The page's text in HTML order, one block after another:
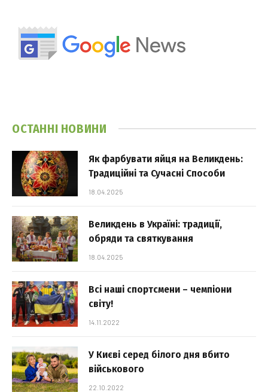
ОСТАННІ НОВИНИ
Як фарбувати яйця на Великдень:
Традиційні та Сучасні Способи
18.04.2025
Великдень в Україні: традиції,
обряди та святкування
18.04.2025
Всі наші спортсмени – чемпіони
світу!
14.11.2022
У Києві серед білого дня вбито
військового
22.10.2022